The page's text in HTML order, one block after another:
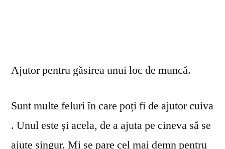
Ajutor pentru găsirea unui loc de muncă.
Sunt multe feluri în care poți fi de ajutor cuiva
. Unul este și acela, de a ajuta pe cineva să se
ajute singur. Mi se pare cel mai demn pentru